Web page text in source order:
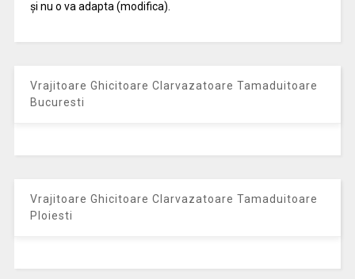
și nu o va adapta (modifica).
Vrajitoare Ghicitoare Clarvazatoare Tamaduitoare
Bucuresti
Vrajitoare Ghicitoare Clarvazatoare Tamaduitoare
Ploiesti